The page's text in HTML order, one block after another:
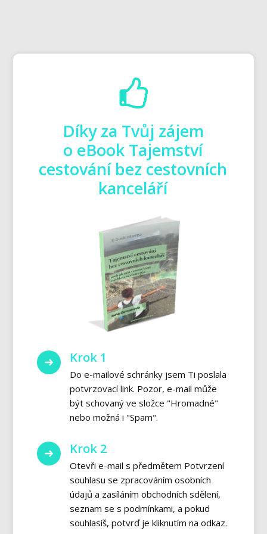
Díky za Tvůj zájem
o eBook Tajemství
cestování bez cestovních
kanceláří
Krok 1
Do e-mailové schránky jsem Ti poslala
potvrzovací link. Pozor, e-mail může
být schovaný ve složce "Hromadné"
nebo možná i "Spam".
Krok 2
Otevři e-mail s předmětem Potvrzení
souhlasu se zpracováním osobních
údajů a zasíláním obchodních sdělení,
seznam se s podmínkami, a pokud
souhlasíš, potvrď je kliknutím na odkaz.